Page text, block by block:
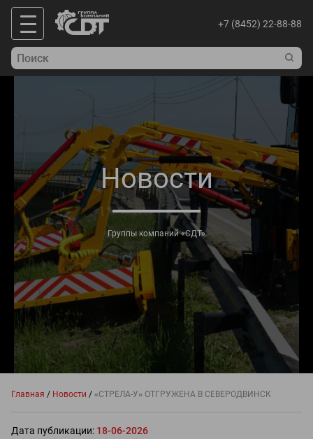
+7 (8452) 22-88-88
Новости
Группы компаний «СДТ»
Главная / Новости / «СТРЕЛА-У» ОТГРУЖЕНА В СЕВЕРОДВИНСК
Дата публикации: 18-06-2026